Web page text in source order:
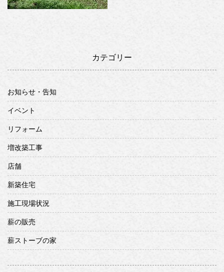
カテゴリー
お知らせ・告知
イベント
リフォーム
増改築工事
店舗
新築住宅
施工現場状況
薪の販売
薪ストーブの家